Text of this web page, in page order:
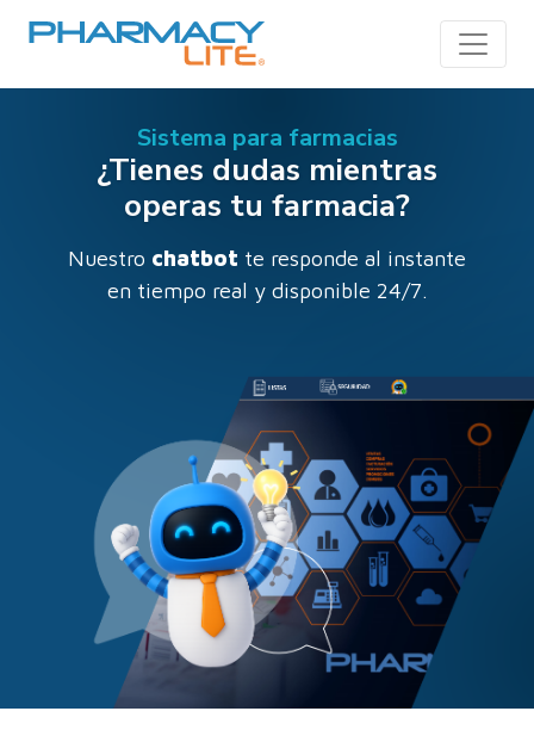
Sistema para farmacias
¿Tienes dudas mientras
operas tu farmacia?
Nuestro chatbot te responde al instante
en tiempo real y disponible 24/7.